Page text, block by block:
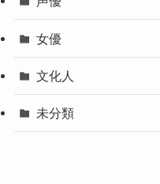
女優
文化人
未分類